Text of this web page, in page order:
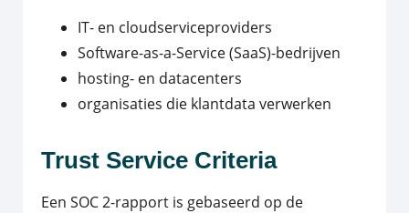
IT- en cloudserviceproviders
Software-as-a-Service (SaaS)-bedrijven
hosting- en datacenters
organisaties die klantdata verwerken
Trust Service Criteria
Een SOC 2-rapport is gebaseerd op de